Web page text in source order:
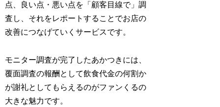
点、良い点・悪い点を「顧客目線で」調
査し、それをレポートすることでお店の
改善につなげていくサービスです。
モニター調査が完了したあかつきには、
覆面調査の報酬として飲食代金の何割か
が謝礼としてもらえるのがファンくるの
大きな魅力です。